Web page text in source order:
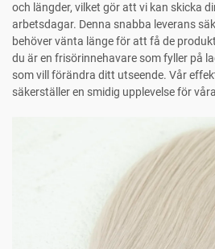
och längder, vilket gör att vi kan skicka
arbetsdagar. Denna snabba leverans
behöver vänta länge för att få de
du är en frisörinnehavare som fyller på
som vill förändra ditt utseende. Vår
säkerställer en smidig upplevelse för